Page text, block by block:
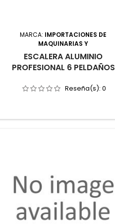
MARCA: IMPORTACIONES DE
MAQUINARIAS Y
ESCALERA ALUMINIO
PROFESIONAL 6 PELDAÑOS
Reseña(s): 0